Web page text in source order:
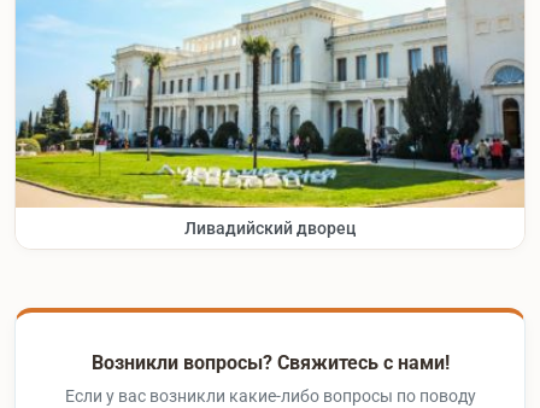
Ливадийский дворец
Возникли вопросы? Свяжитесь с нами!
Если у вас возникли какие-либо вопросы по поводу